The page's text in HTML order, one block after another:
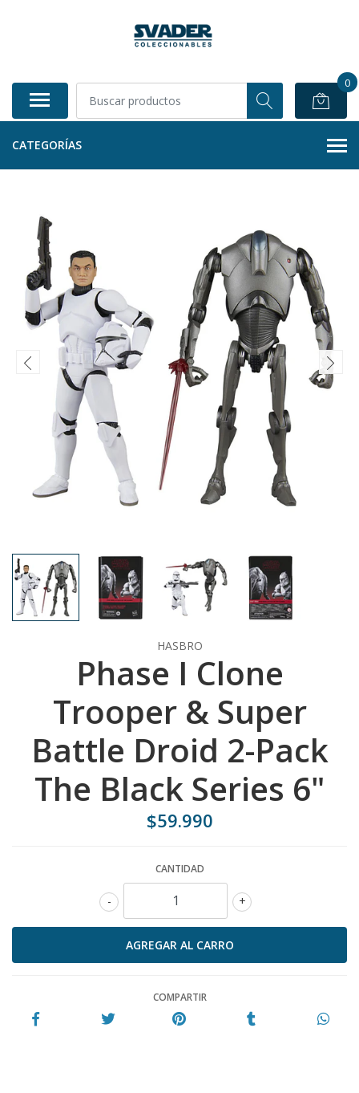
0
CATEGORÍAS
HASBRO
Phase I Clone
Trooper & Super
Battle Droid 2-Pack
The Black Series 6"
$59.990
CANTIDAD
+
-
COMPARTIR